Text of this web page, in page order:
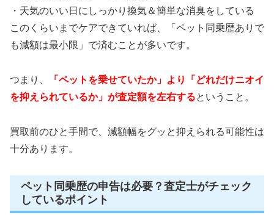
・天気のいい日にしっかり換気＆簡単な消臭をしている
このくらいまでケアできていれば、「ペット同乗歴ありで
も減額は最小限」で済むことが多いです。
つまり、
「ペットを乗せていたか」より「どれだけニオイ
を抑えられているか」が査定額を左右するということ。
買取前のひと手間で、減額幅をグッと抑えられる可能性は
十分あります。
ペット同乗歴の申告は必要？査定士がチェック
しているポイント